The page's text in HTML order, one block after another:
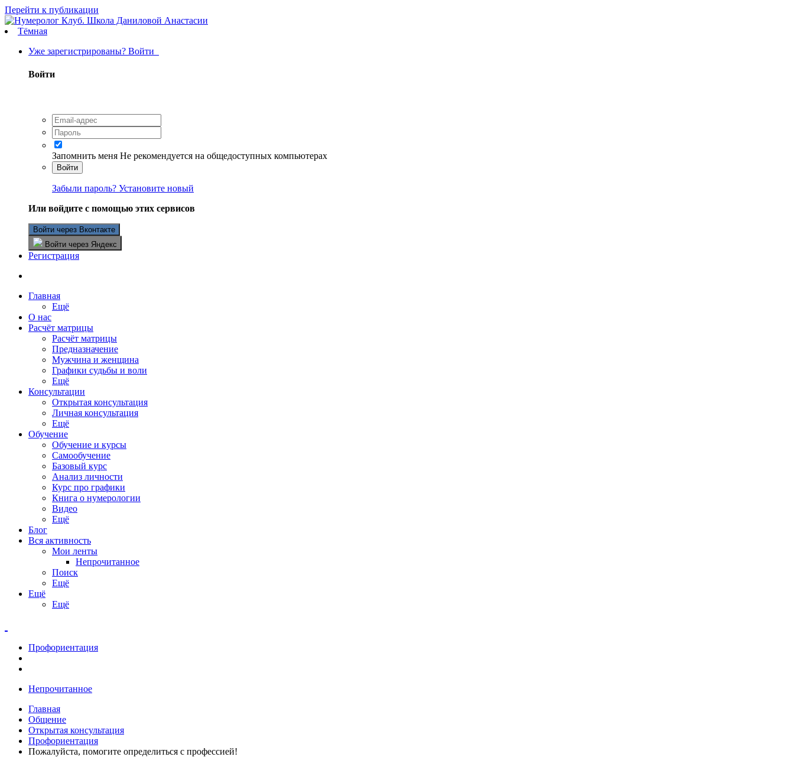
Перейти к публикации
Тёмная
Уже зарегистрированы? Войти
Войти
Запомнить меня Не рекомендуется на общедоступных компьютерах
Войти
Забыли пароль? Установите новый
Или войдите с помощью этих сервисов
Войти через Вконтакте
Войти через Яндекс
Регистрация
Главная
Ещё
О нас
Расчёт матрицы
Расчёт матрицы
Предназначение
Мужчина и женщина
Графики судьбы и воли
Ещё
Консультации
Открытая консультация
Личная консультация
Ещё
Обучение
Обучение и курсы
Самообучение
Базовый курс
Анализ личности
Курс про графики
Книга о нумерологии
Видео
Ещё
Блог
Вся активность
Мои ленты
Непрочитанное
Поиск
Ещё
Ещё
Ещё
Профориентация
Непрочитанное
Главная
Общение
Открытая консультация
Профориентация
Пожалуйста, помогите определиться с профессией!